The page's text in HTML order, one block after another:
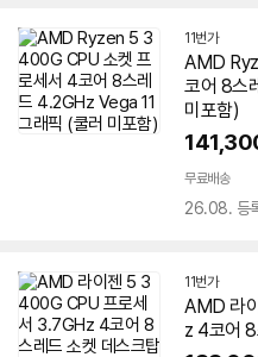
11번가
AMD
코어 8스
미포함)
무료배송
26.08. 등
11번가
AMD 라
z 4코어 8